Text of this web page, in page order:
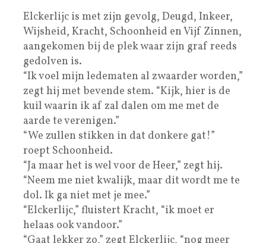
Elckerlijc is met zijn gevolg, Deugd, Inkeer,
Wijsheid, Kracht, Schoonheid en Vijf Zinnen,
aangekomen bij de plek waar zijn graf reeds
gedolven is.
“Ik voel mijn ledematen al zwaarder worden,”
zegt hij met bevende stem. “Kijk, hier is de
kuil waarin ik af zal dalen om me met de
aarde te verenigen.”
“We zullen stikken in dat donkere gat!”
roept Schoonheid.
“Ja maar het is wel voor de Heer,” zegt hij.
“Neem me niet kwalijk, maar dit wordt me te
dol. Ik ga niet met je mee.”
“Elckerlijc,” fluistert Kracht, “ik moet er
helaas ook vandoor.”